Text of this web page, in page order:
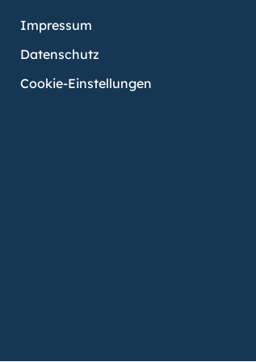
Impressum
Datenschutz
Cookie-Einstellungen